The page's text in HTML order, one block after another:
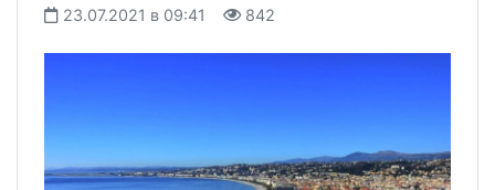
23.07.2021 в 09:41 842